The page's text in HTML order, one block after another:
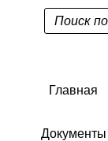
Главная
Документы